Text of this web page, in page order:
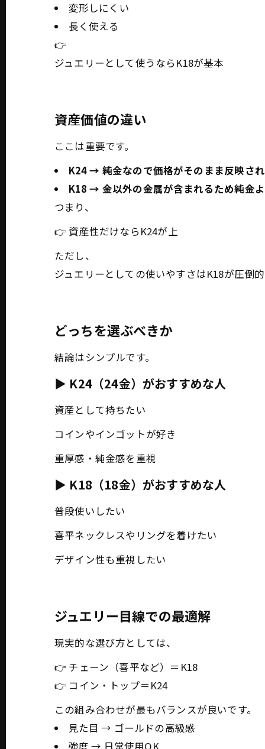
変形しにくい
長く使える
👉
ジュエリーとして使うならK18が基本
資産価値の違い
ここは重要です。
K24 → 純金なので価格がそのまま反映さ
K18 → 金以外の金属が含まれるため純金
つまり、
👉 資産性だけならK24が上
ただし、
ジュエリーとしての使いやすさはK18が圧倒的
どっちを選ぶべきか
結論はシンプルです。
▶ K24（24金）がおすすめな人
資産として持ちたい
コインやインゴットが好き
重厚感・純金感を重視
▶ K18（18金）がおすすめな人
普段使いしたい
喜平ネックレスやリングを着けたい
デザイン性も重視したい
ジュエリー目線での最適解
現実的な選び方としては、
👉 チェーン（喜平など）＝K18
👉 コイン・トップ＝K24
この組み合わせが最もバランスが良いです。
見た目 → ゴールドの高級感
強度 → 日常使用OK